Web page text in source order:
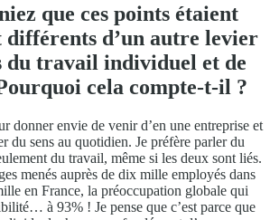
que ces points étaient
différents d’un autre levier
du travail individuel et de
cela compte-t-il ?
donner envie de venir d’en une entreprise et
du sens au quotidien. Je préfère parler du
du travail, même si les deux sont liés.
menés auprès de dix mille employés dans
en France, la préoccupation globale qui
à 93% ! Je pense que c’est parce que